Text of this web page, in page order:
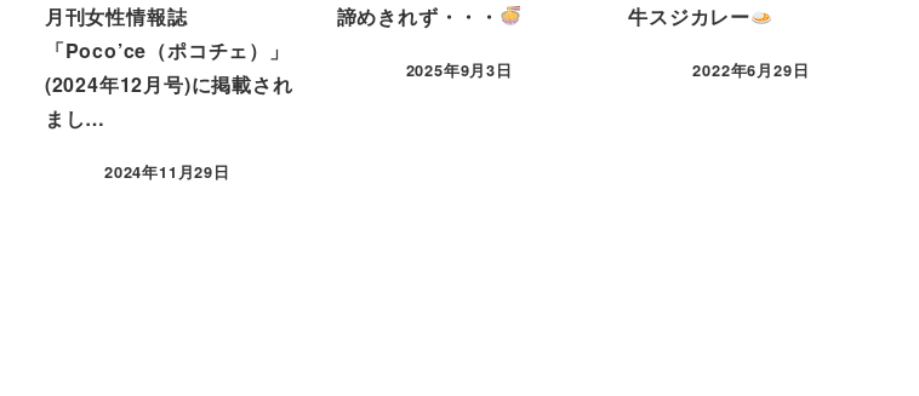
月刊女性情報誌
「Poco’ce（ポコチェ）」
(2024年12月号)に掲載され
まし…
2024年11月29日
諦めきれず・・・
2025年9月3日
牛スジカレー
2022年6月29日